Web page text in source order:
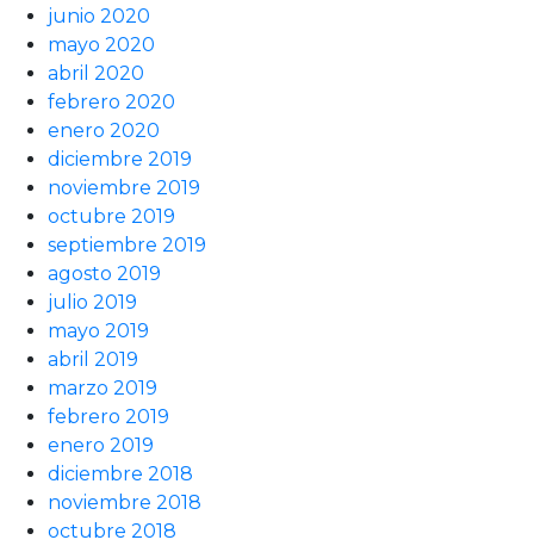
junio 2020
mayo 2020
abril 2020
febrero 2020
enero 2020
diciembre 2019
noviembre 2019
octubre 2019
septiembre 2019
agosto 2019
julio 2019
mayo 2019
abril 2019
marzo 2019
febrero 2019
enero 2019
diciembre 2018
noviembre 2018
octubre 2018